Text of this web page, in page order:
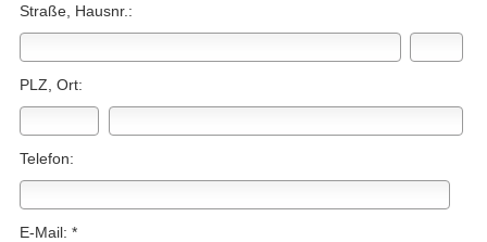
Straße, Hausnr.:
PLZ, Ort:
Telefon:
E-Mail: *